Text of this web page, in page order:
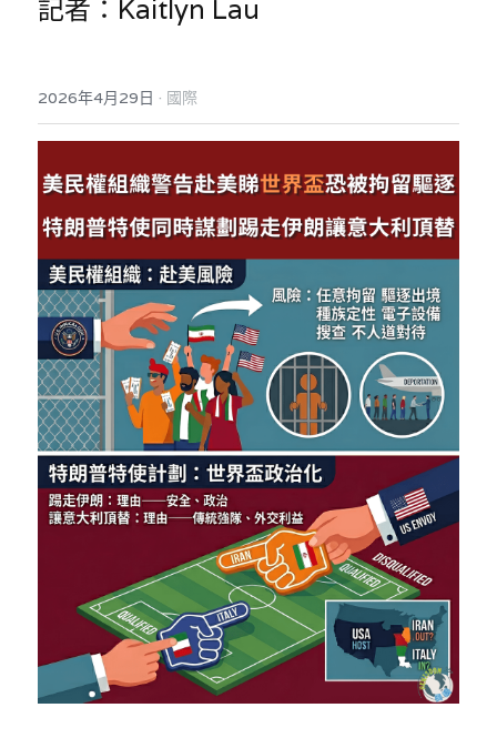
記錄．宏福苑火災
娛樂
反華推手懶人包
民主派騙案十式
反華推手起底
美西霸凌內幕
美西極權主義
真相直擊
極端暴恐實錄
KOL 專欄
林淑芳專欄
屈穎妍專欄
朱庭萱專欄
莫綺琪專欄
黃萬成專欄
招國偉專欄
林伯強專欄
馮煒光專欄
絕密法庭檔案
醫院口岸爆炸案
屠龍小隊案
黎智英案審訊
支聯會案
35+顛覆案
生活
吃喝玩指南
休閒好介紹
親子
花生仔漫畫週記
關於我們
人才招聘
投稿熱線
商戶合作
條款及細則
關於我們
搜索
繁體中文
繁體中文
English
記者：Kaitlyn Lau
2026年4月29日 · 國際